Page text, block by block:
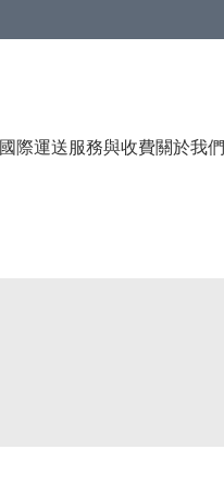
國際運送服務與收費關於我們